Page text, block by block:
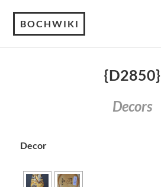
BOCHWIKI
{D2850}
Decors
Decor